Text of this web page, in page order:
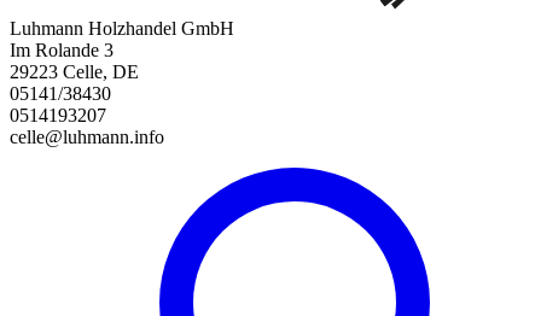
Luhmann Holzhandel GmbH
Im Rolande 3
29223 Celle, DE
05141/38430
0514193207
celle@luhmann.info